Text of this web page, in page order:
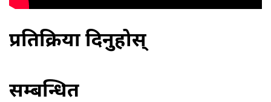
प्रतिक्रिया दिनुहोस्
सम्बन्धित